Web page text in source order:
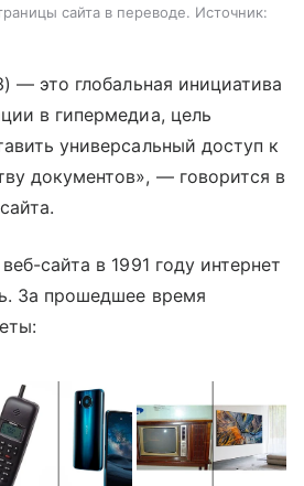
сайта в переводе. Источник:
—это глобальная инициатива
в гипермедиа, цель
универсальный доступ к
документов», —говорится в
сайта в 1991 году интернет
За прошедшее время